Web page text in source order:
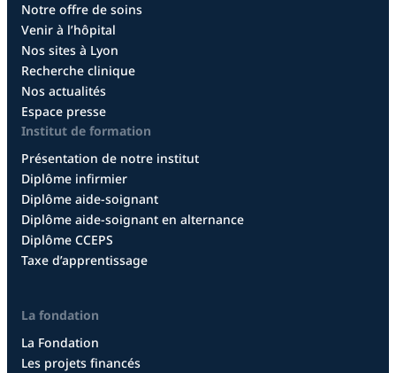
Notre offre de soins
Venir à l’hôpital
Nos sites à Lyon
Recherche clinique
Nos actualités
Espace presse
Institut de formation
Présentation de notre institut
Diplôme infirmier
Diplôme aide-soignant
Diplôme aide-soignant en alternance
Diplôme CCEPS
Taxe d’apprentissage
La fondation
La Fondation
Les projets financés